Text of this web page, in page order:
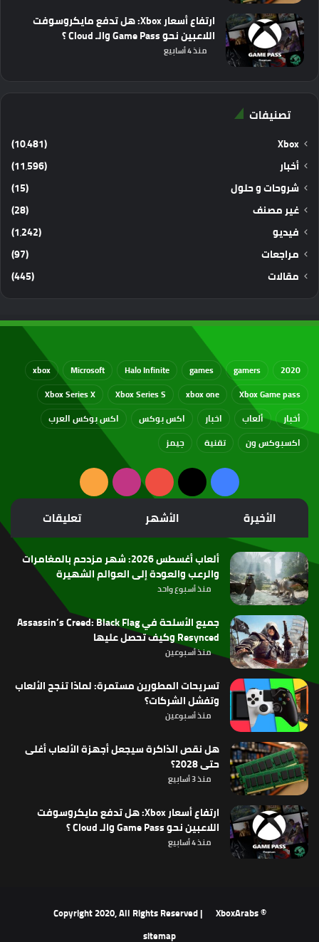
ارتفاع أسعار Xbox: هل تدفع مايكروسوفت
اللاعبين نحو Game Pass والـ Cloud ؟
منذ 4 أسابيع
تصنيفات
Xbox
(10٬481)
أخبار
(11٬596)
شروحات و حلول
(15)
غير مصنف
(28)
فيديو
(1٬242)
مراجعات
(97)
مقالات
(445)
2020
gamers
games
Halo Infinite
Microsoft
xbox
Xbox Game pass
xbox one
Xbox Series S
Xbox Series X
أخبار
ألعاب اخبار اكس بوكس
اكس بوكس العرب
اكسبوكس ون
تقنية جيمز
فيسبوك
‫X
‫YouTubeانستقرامملخص
الموقع
RSS
الأخيرة الأشهر تعليقات
ألعاب أغسطس 2026: شهر مزدحم بالمغامرات
والرعب والعودة إلى العوالم الشهيرة
منذ أسبوع واحد
جميع الأسلحة في Assassin’s Creed: Black Flag
Resynced وكيف تحصل عليها
منذ أسبوعين
تسريحات المطورين مستمرة: لماذا تنجح الألعاب
وتفشل الشركات؟
منذ أسبوعين
هل نقص الذاكرة سيجعل أجهزة الألعاب أغلى
حتى 2028؟
منذ 3 أسابيع
ارتفاع أسعار Xbox: هل تدفع مايكروسوفت
اللاعبين نحو Game Pass والـ Cloud ؟
منذ 4 أسابيع
© Copyright 2020, All Rights Reserved |
XboxArabs
sitemap